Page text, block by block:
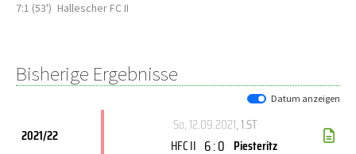
7:1 (53') Hallescher FC II
Bisherige Ergebnisse
Datum anzeigen
2021/22
So, 12.09.2021, 1.ST
HFC II 6 : 0 Piesteritz